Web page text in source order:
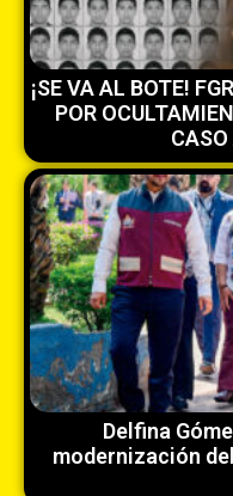
¡SE VA AL BOTE!
POR
Delfina
modernización